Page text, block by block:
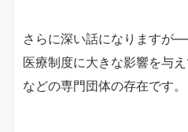
さらに深い話になりますが
医療制度に大きな影響を与
などの専門団体の存在です。